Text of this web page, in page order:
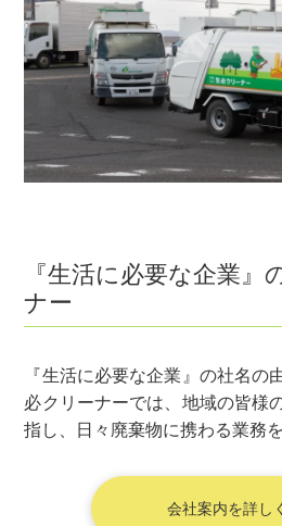
『生活に必要な企業』
ナー
『生活に必要な企業』の社名の
必クリーナーでは、地域の皆様
指し、日々廃棄物に携わる業務
会社案内を詳し